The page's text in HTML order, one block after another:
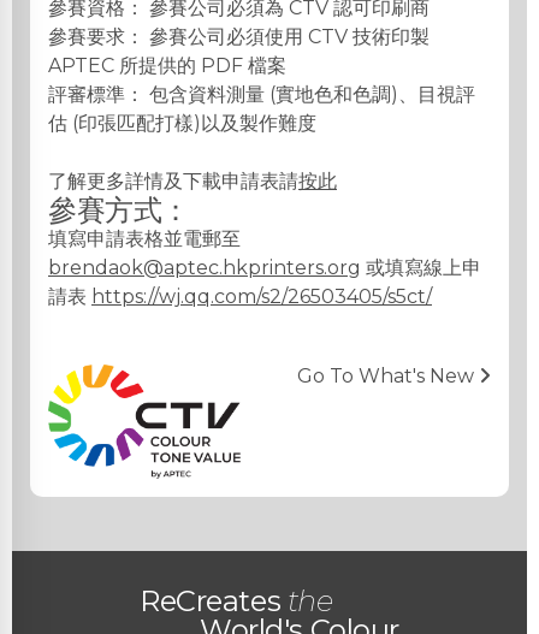
參賽資格： 參賽公司必須為 CTV 認可印刷商
參賽要求： 參賽公司必須使用 CTV 技術印製
APTEC 所提供的 PDF 檔案
評審標準： 包含資料測量 (實地色和色調)、目視評
估 (印張匹配打樣)以及製作難度
了解更多詳情及下載申請表請按此
參賽方式：
填寫申請表格並電郵至
brendaok@aptec.hkprinters.org 或填寫線上申
請表 https://wj.qq.com/s2/26503405/s5ct/
Go To What's New
ReCreates the